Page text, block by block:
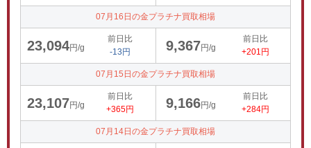
07月16日の金プラチナ買取相場
23,094円/g
前日比
-13円
9,367円/g
前日比
+201円
07月15日の金プラチナ買取相場
23,107円/g
前日比
+365円
9,166円/g
前日比
+284円
07月14日の金プラチナ買取相場